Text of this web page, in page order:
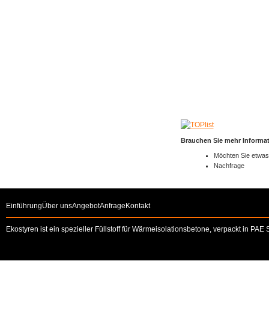
Brauchen Sie mehr
Möchten Sie
Nachfrage
EinführungÜber unsAngebotAnfrage Kontakt
Ekostyren ist ein spezieller Füllstoff für Wärmeisolationsbetone, verpackt in